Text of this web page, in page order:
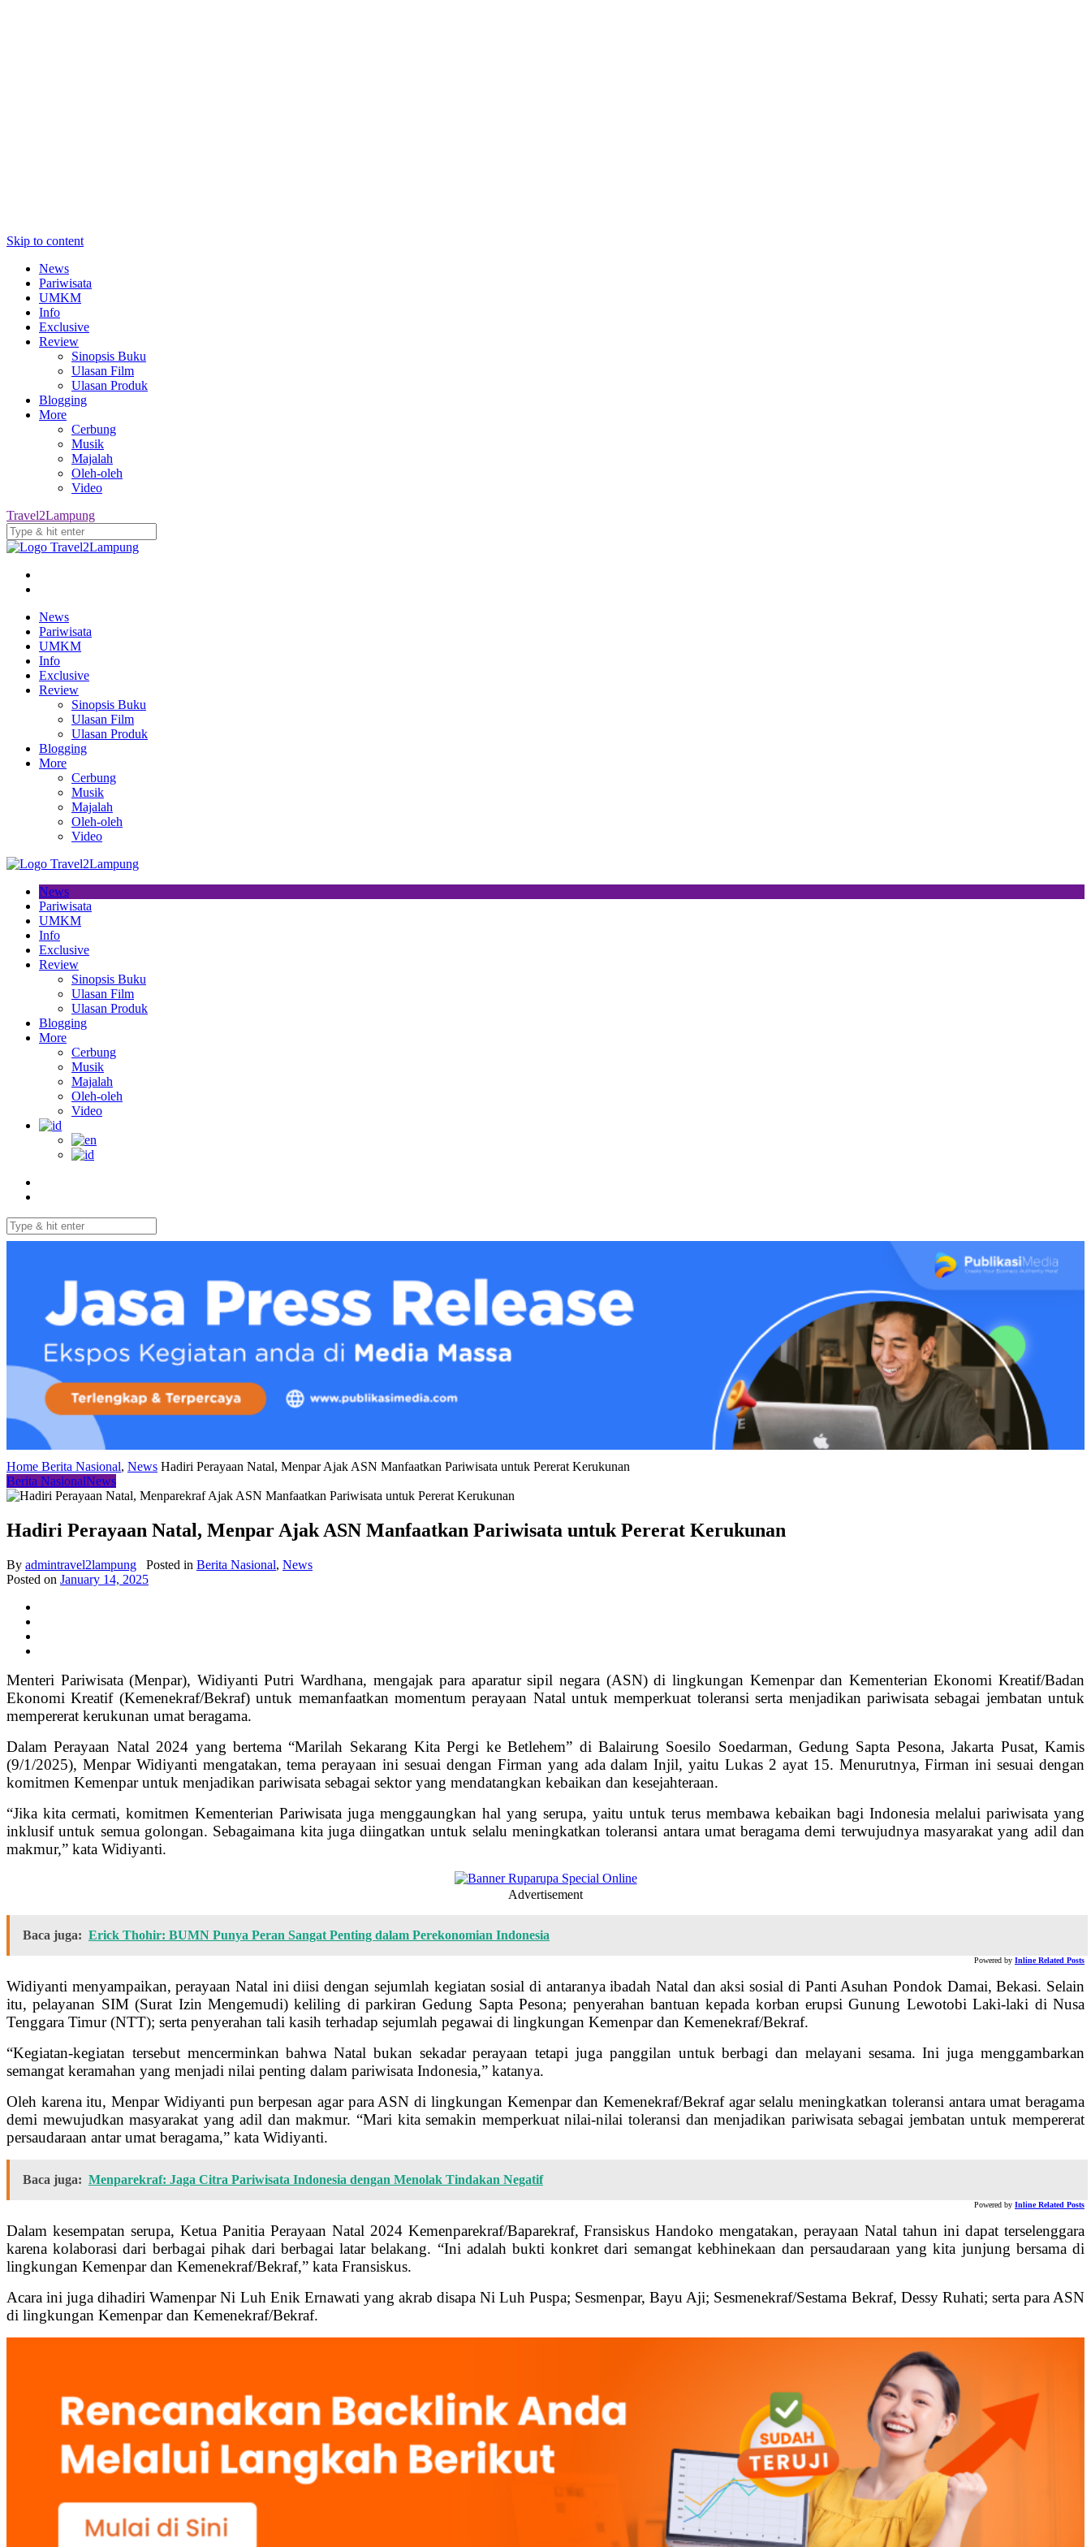
Skip to content
News
Pariwisata
UMKM
Info
Exclusive
Review
Sinopsis Buku
Ulasan Film
Ulasan Produk
Blogging
More
Cerbung
Musik
Majalah
Oleh-oleh
Video
Travel2Lampung
News
Pariwisata
UMKM
Info
Exclusive
Review
Sinopsis Buku
Ulasan Film
Ulasan Produk
Blogging
More
Cerbung
Musik
Majalah
Oleh-oleh
Video
News
Pariwisata
UMKM
Info
Exclusive
Review
Sinopsis Buku
Ulasan Film
Ulasan Produk
Blogging
More
Cerbung
Musik
Majalah
Oleh-oleh
Video
Home Berita Nasional, News Hadiri Perayaan Natal, Menpar Ajak ASN Manfaatkan Pariwisata untuk Pererat Kerukunan
Berita NasionalNews
Hadiri Perayaan Natal, Menpar Ajak ASN Manfaatkan Pariwisata untuk Pererat Kerukunan
By admintravel2lampung Posted in Berita Nasional, News
Posted on January 14, 2025
Menteri Pariwisata (Menpar), Widiyanti Putri Wardhana, mengajak para aparatur sipil negara (ASN) di lingkungan Kemenpar dan Kementerian Ekonomi Kreatif/Badan
Ekonomi Kreatif (Kemenekraf/Bekraf) untuk memanfaatkan momentum perayaan Natal untuk memperkuat toleransi serta menjadikan pariwisata sebagai jembatan untuk
mempererat kerukunan umat beragama.
Dalam Perayaan Natal 2024 yang bertema “Marilah Sekarang Kita Pergi ke Betlehem” di Balairung Soesilo Soedarman, Gedung Sapta Pesona, Jakarta Pusat, Kamis
(9/1/2025), Menpar Widiyanti mengatakan, tema perayaan ini sesuai dengan Firman yang ada dalam Injil, yaitu Lukas 2 ayat 15. Menurutnya, Firman ini sesuai dengan
komitmen Kemenpar untuk menjadikan pariwisata sebagai sektor yang mendatangkan kebaikan dan kesejahteraan.
“Jika kita cermati, komitmen Kementerian Pariwisata juga menggaungkan hal yang serupa, yaitu untuk terus membawa kebaikan bagi Indonesia melalui pariwisata yang
inklusif untuk semua golongan. Sebagaimana kita juga diingatkan untuk selalu meningkatkan toleransi antara umat beragama demi terwujudnya masyarakat yang adil dan
makmur,” kata Widiyanti.
Advertisement
Baca juga: Erick Thohir: BUMN Punya Peran Sangat Penting dalam Perekonomian Indonesia
Powered by Inline Related Posts
Widiyanti menyampaikan, perayaan Natal ini diisi dengan sejumlah kegiatan sosial di antaranya ibadah Natal dan aksi sosial di Panti Asuhan Pondok Damai, Bekasi. Selain
itu, pelayanan SIM (Surat Izin Mengemudi) keliling di parkiran Gedung Sapta Pesona; penyerahan bantuan kepada korban erupsi Gunung Lewotobi Laki-laki di Nusa
Tenggara Timur (NTT); serta penyerahan tali kasih terhadap sejumlah pegawai di lingkungan Kemenpar dan Kemenekraf/Bekraf.
“Kegiatan-kegiatan tersebut mencerminkan bahwa Natal bukan sekadar perayaan tetapi juga panggilan untuk berbagi dan melayani sesama. Ini juga menggambarkan
semangat keramahan yang menjadi nilai penting dalam pariwisata Indonesia,” katanya.
Oleh karena itu, Menpar Widiyanti pun berpesan agar para ASN di lingkungan Kemenpar dan Kemenekraf/Bekraf agar selalu meningkatkan toleransi antara umat beragama
demi mewujudkan masyarakat yang adil dan makmur. “Mari kita semakin memperkuat nilai-nilai toleransi dan menjadikan pariwisata sebagai jembatan untuk mempererat
persaudaraan antar umat beragama,” kata Widiyanti.
Baca juga: Menparekraf: Jaga Citra Pariwisata Indonesia dengan Menolak Tindakan Negatif
Powered by Inline Related Posts
Dalam kesempatan serupa, Ketua Panitia Perayaan Natal 2024 Kemenparekraf/Baparekraf, Fransiskus Handoko mengatakan, perayaan Natal tahun ini dapat terselenggara
karena kolaborasi dari berbagai pihak dari berbagai latar belakang. “Ini adalah bukti konkret dari semangat kebhinekaan dan persaudaraan yang kita junjung bersama di
lingkungan Kemenpar dan Kemenekraf/Bekraf,” kata Fransiskus.
Acara ini juga dihadiri Wamenpar Ni Luh Enik Ernawati yang akrab disapa Ni Luh Puspa; Sesmenpar, Bayu Aji; Sesmenekraf/Sestama Bekraf, Dessy Ruhati; serta para ASN
di lingkungan Kemenpar dan Kemenekraf/Bekraf.